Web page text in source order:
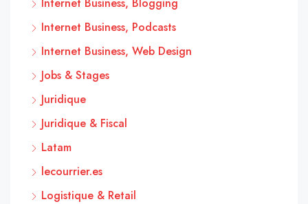
Internet Business, Podcasts
Internet Business, Web Design
Jobs & Stages
Juridique
Juridique & Fiscal
Latam
lecourrier.es
Logistique & Retail